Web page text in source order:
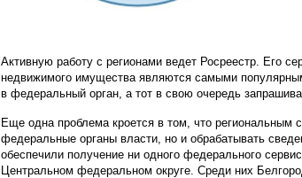
Активную работу с регионами ведет Росреестр. Его
недвижимого имущества являются самыми
в федеральный орган, а тот в свою очередь
Еще одна проблема кроется в том, что
федеральные органы власти, но и обрабатывать
обеспечили получение ни одного федерального
Центральном федеральном округе. Среди них